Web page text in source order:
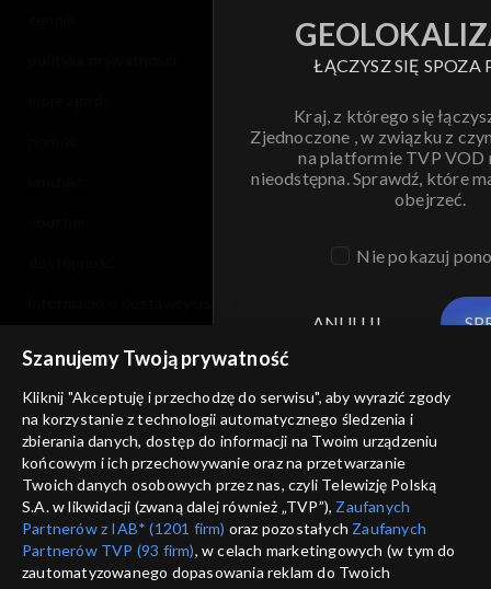
ŁĄCZYSZ SIĘ SPOZA
Kraj, z którego się
Zjednoczone , w związku z
na platformie TVP VOD
nieodstępna. Sprawdź, które
obejrzeć.
Nie pokazuj
ANULUJ
Szanujemy Twoją prywatność
Kliknij "Akceptuję i przechodzę do serwisu", aby wyrazić zgody
na korzystanie z technologii automatycznego śledzenia i
zbierania danych, dostęp do informacji na Twoim urządzeniu
końcowym i ich przechowywanie oraz na przetwarzanie
Twoich danych osobowych przez nas, czyli Telewizję Polską
S.A. w likwidacji (zwaną dalej również „TVP”), Zaufanych
Partnerów z IAB* (1201 firm) oraz pozostałych Zaufanych
Partnerów TVP (93 firm), w celach marketingowych (w tym do
zautomatyzowanego dopasowania reklam do Twoich